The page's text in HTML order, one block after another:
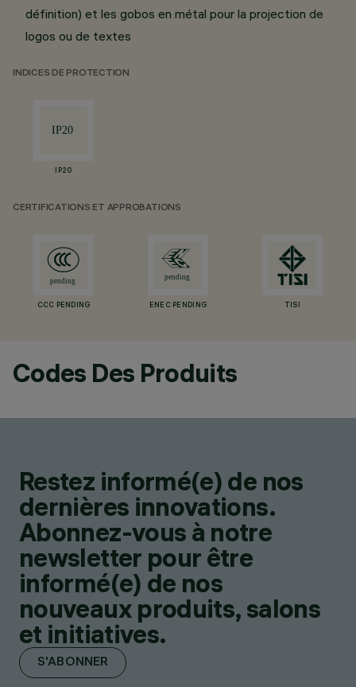
définition) et les gobos en métal pour la projection de
logos ou de textes
INDICES DE PROTECTION
IP20
CERTIFICATIONS ET APPROBATIONS
CCC PENDING ENEC PENDING TISI
Codes Des Produits
Restez informé(e) de nos
dernières innovations.
Abonnez-vous à notre
newsletter pour être
informé(e) de nos
nouveaux produits, salons
et initiatives.
S'ABONNER